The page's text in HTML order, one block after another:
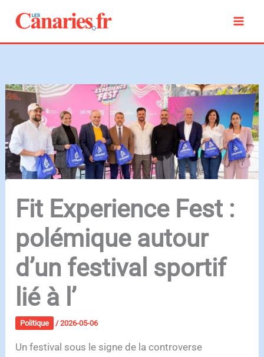
contenu
Fit Experience Fest :
polémique autour
d’un festival sportif
lié à l’
Politique /2026-05-06
Un festival sous le signe de la controverse